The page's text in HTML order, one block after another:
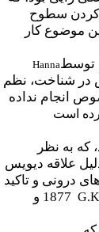
کردن سطوح
موضوع کار
Hanna
در شناخت، نظم
انجام نداده
است
که به نظر
علاقه دیویس
درونی و تاکید
1877 و